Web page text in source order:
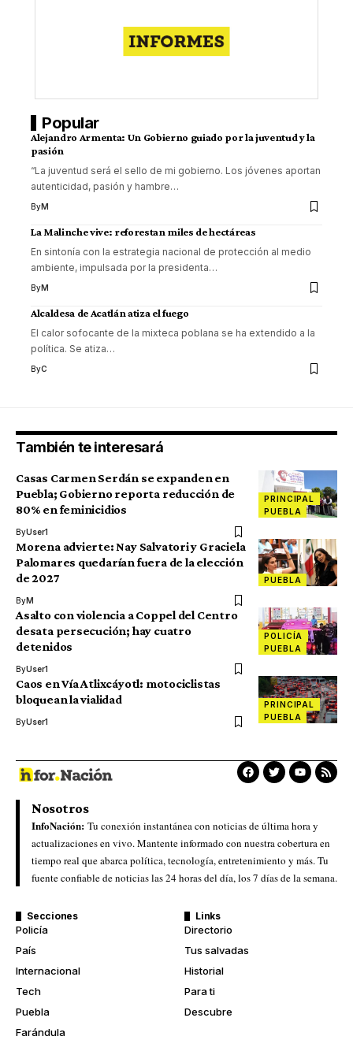
Popular
Alejandro Armenta: Un Gobierno guiado por la juventud y la
pasión
“La juventud será el sello de mi gobierno. Los jóvenes aportan
autenticidad, pasión y hambre…
ByM
La Malinche vive: reforestan miles de hectáreas
En sintonía con la estrategia nacional de protección al medio
ambiente, impulsada por la presidenta…
ByM
Alcaldesa de Acatlán atiza el fuego
El calor sofocante de la mixteca poblana se ha extendido a la
política. Se atiza…
ByC
También te interesará
PRINCIPAL
PUEBLA
Casas Carmen Serdán se expanden en
Puebla; Gobierno reporta reducción de
80% en feminicidios
ByUser1
PUEBLA
Morena advierte: Nay Salvatori y Graciela
Palomares quedarían fuera de la elección
de 2027
ByM
POLICÍA
PUEBLA
Asalto con violencia a Coppel del Centro
desata persecución; hay cuatro
detenidos
ByUser1
PRINCIPAL
PUEBLA
Caos en Vía Atlixcáyotl: motociclistas
bloquean la vialidad
ByUser1
Nosotros
InfoNación: Tu conexión instantánea con noticias de última hora y
actualizaciones en vivo. Mantente informado con nuestra cobertura en
tiempo real que abarca política, tecnología, entretenimiento y más. Tu
fuente confiable de noticias las 24 horas del día, los 7 días de la semana.
Secciones
Policía
País
Internacional
Tech
Puebla
Farándula
Links
Directorio
Tus salvadas
Historial
Para ti
Descubre